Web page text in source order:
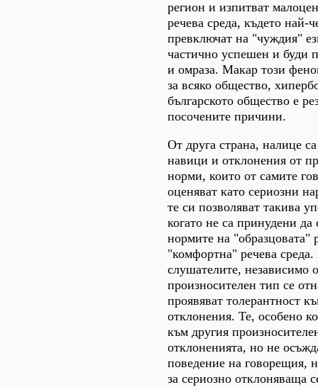
регион и изпитват
речева среда, където най-
превключат на "чуждия"
частично успешен и буди
и омраза. Макар този
за всяко общество,
българското общество е
посочените причини.
От друга страна, налице
навици и отклонения от
норми, които от самите
оценяват като сериозни
те си позволяват такива
когато не са принудени
нормите на "образцовата"
"комфортна" речева
слушателите, независимо
произносителен тип се
проявяват толерантност
отклонения. Те, особено
към другия
отклоненията, но не
поведение на говорещия,
за сериозно отклоняваща